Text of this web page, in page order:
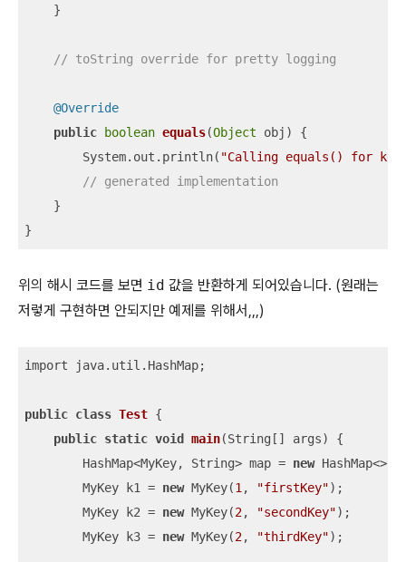
    }
// toString override for pretty logging
@Override
public
boolean equals(Object obj )
{
        System.out.println(
"Calling equals() for
// generated implementation
    }
}
위의 해시 코드를 보면 id 값을 반환하게 되어있습니다. (원래는
저렇게 구현하면 안되지만 예제를 위해서,,,)
import java.util.HashMap;
public class Test {
public static void main(String[] args)
{
        HashMap<MyKey, String> map =
new
        MyKey k1 =
new MyKey(1, "firstKey");
        MyKey k2 =
new MyKey(2, "secondKey");
        MyKey k3 =
new MyKey(2, "thirdKey");